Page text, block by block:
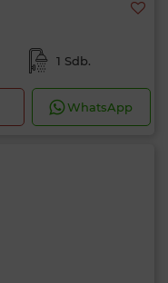
1 Sdb.
WhatsApp